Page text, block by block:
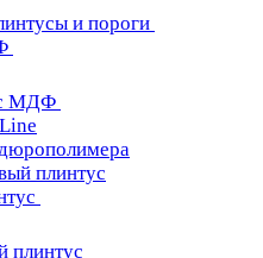
и пороги
МДФ
плинтус
плинтус